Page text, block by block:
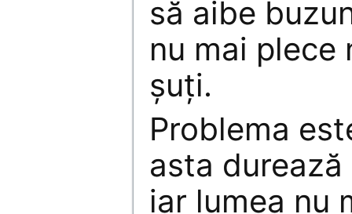
să aibe
nu mai
șuți.
Problema
asta
iar lumea nu